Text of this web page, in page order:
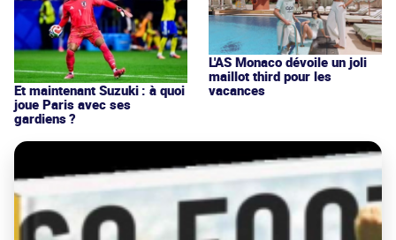
Et maintenant Suzuki : à quoi
joue Paris avec ses
gardiens ?
L'AS Monaco dévoile un joli
maillot third pour les
vacances